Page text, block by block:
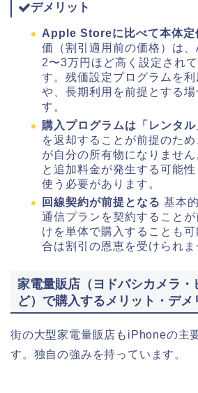
デメリット
Apple Storeに比べて本体定
価（割引適用前の価格）は
2〜3万円ほど高く設定され
す。残価設定プログラムを
や、長期利用を前提とする場
す。
購入プログラムは「レンタ
を返却することが前提のた
が自分の所有物になりませ
と追加料金が発生する可能
使う必要があります。
回線契約が前提となる 基本
通信プランを契約すること
けを単体で購入することも
合は割引の恩恵を受けられま
家電量販店（ヨドバシカメラ・
ど）で購入するメリット・デメ
街の大型家電量販店もiPhoneの主
す。独自の強みを持っています。